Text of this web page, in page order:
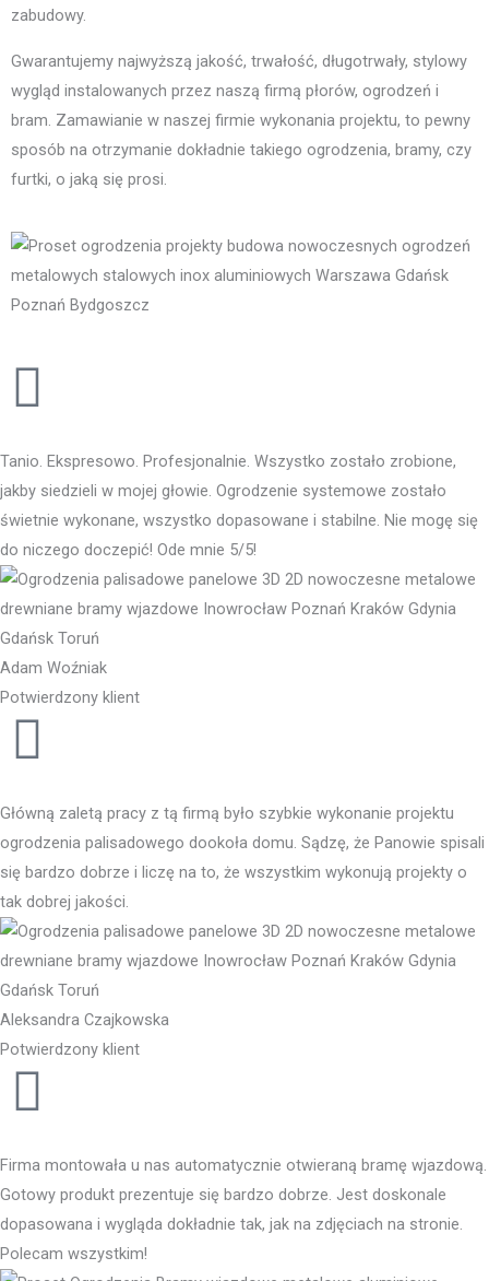
zabudowy.
Gwarantujemy najwyższą jakość, trwałość, długotrwały, stylowy
wygląd instalowanych przez naszą firmą płorów, ogrodzeń i
bram. Zamawianie w naszej firmie wykonania projektu, to pewny
sposób na otrzymanie dokładnie takiego ogrodzenia, bramy, czy
furtki, o jaką się prosi.
Tanio. Ekspresowo. Profesjonalnie. Wszystko zostało zrobione,
jakby siedzieli w mojej głowie. Ogrodzenie systemowe zostało
świetnie wykonane, wszystko dopasowane i stabilne. Nie mogę się
do niczego doczepić! Ode mnie 5/5!
Adam Woźniak
Potwierdzony klient
Główną zaletą pracy z tą firmą było szybkie wykonanie projektu
ogrodzenia palisadowego dookoła domu. Sądzę, że Panowie spisali
się bardzo dobrze i liczę na to, że wszystkim wykonują projekty o
tak dobrej jakości.
Aleksandra Czajkowska
Potwierdzony klient
Firma montowała u nas automatycznie otwieraną bramę wjazdową.
Gotowy produkt prezentuje się bardzo dobrze. Jest doskonale
dopasowana i wygląda dokładnie tak, jak na zdjęciach na stronie.
Polecam wszystkim!